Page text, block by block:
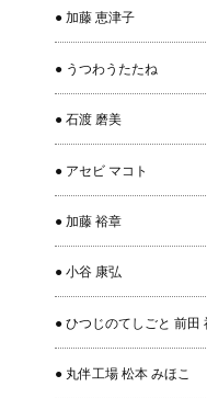
● 加藤 恵津子
● うつわうたたね
● 石渡 磨美
● アセビ マコト
● 加藤 裕章
● 小谷 康弘
● ひつじのてしごと 前田
● 丸伴工場 松本 みほこ